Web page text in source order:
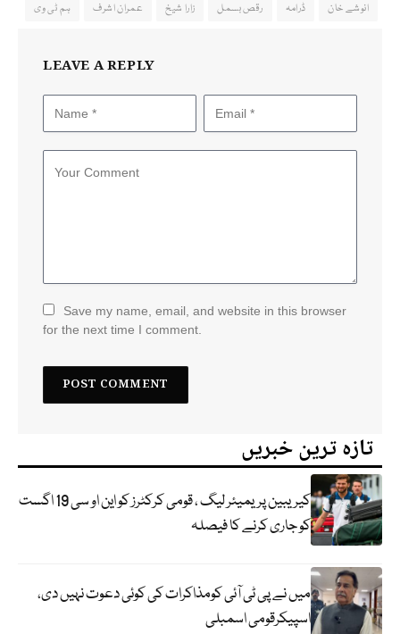
انوشے خان ڈرامہ رقص بسمل زارا شیخ عمران اشرف ہم ٹی وی
LEAVE A REPLY
Save my name, email, and website in this browser
for the next time I comment.
تازہ ترین خبریں
کیریبین پریمیئر لیگ ، قومی کرکٹرز کو این او سی 19 اگست
کو جاری کرنے کا فیصلہ
میں نے پی ٹی آئی کومذاکرات کی کوئی دعوت نہیں دی،
اسپیکرقومی اسمبلی